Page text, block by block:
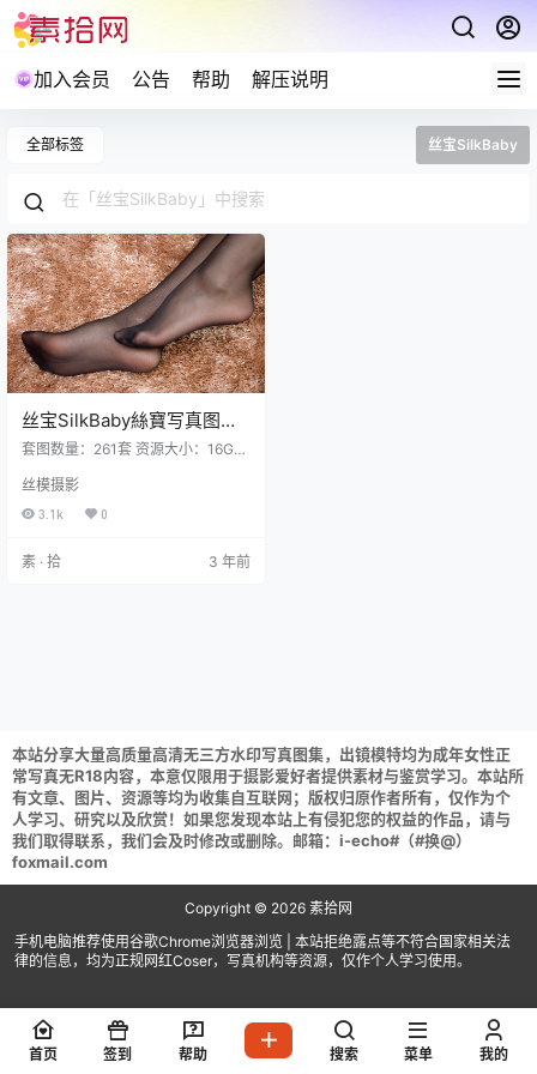
加入会员 公告 帮助 解压说明
全部标签 丝宝SilkBaby
丝宝SilkBaby絲寶写真图集
合集下载261套 16GB
套图数量：261套 资源大小：16GB
享，包括不限制于保存到自己网盘
也禁止在线解压。 目录登录可见解
略：常见问题说明 百度云盘阿里云
丝模摄影
3.1k 0
素 · 拾 3 年前
本站分享大量高质量高清无三方水印写真图集，出镜模特均为成年女性正
常写真无R18内容，本意仅限用于摄影爱好者提供素材与鉴赏学习。本站所
有文章、图片、资源等均为收集自互联网；版权归原作者所有，仅作为个
人学习、研究以及欣赏！如果您发现本站上有侵犯您的权益的作品，请与
我们取得联系，我们会及时修改或删除。邮箱：i-echo#（#换@）
foxmail.com
Copyright © 2026 素拾网
手机电脑推荐使用谷歌Chrome浏览器浏览 | 本站拒绝露点等不符合国家相关法
律的信息，均为正规网红Coser，写真机构等资源，仅作个人学习使用。
首页 签到 帮助 搜索 菜单 我的